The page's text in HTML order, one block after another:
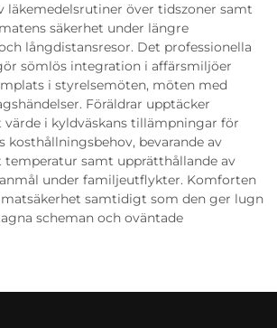
läkemedelsrutiner över tidszoner samt
säkerhet under längre
långdistansresor. Det professionella
sömlös integration i affärsmiljöer
i styrelsemöten, möten med
Föräldrar upptäcker
i kyldväskans tillämpningar för
kosthållningsbehov, bevarande av
samt upprätthållande av
under familjeutflykter. Komforten
samtidigt som den ger lugn
scheman och oväntade